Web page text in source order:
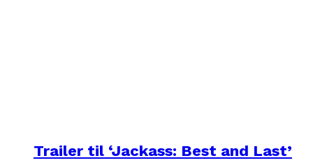
Trailer til ‘Jackass: Best and Last’